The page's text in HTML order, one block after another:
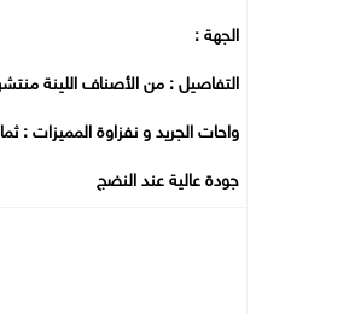
الجهة :
التفاصيل : من الأصناف اللينة
واحات الجريد و نفزاوة المميزات :
جودة عالية عند النضج